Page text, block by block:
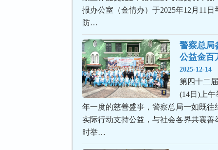
报办公室（金情办）于2025年12月11日
防…
警察总局
公益金百
2025-12-14
第四十二
(14日)上
年一度的慈善盛事，警察总局一如既往
实际行动支持公益，与社会各界共襄善
时举…